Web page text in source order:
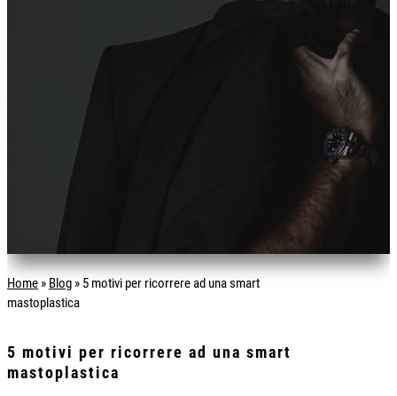
Home » Blog » 5 motivi per ricorrere ad una smart
mastoplastica
5 motivi per ricorrere ad una smart
mastoplastica